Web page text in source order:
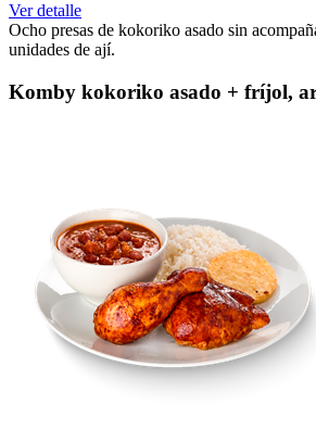
Ver detalle
Ocho presas de kokoriko asado sin
unidades de ají.
Komby kokoriko asado + fríjol,